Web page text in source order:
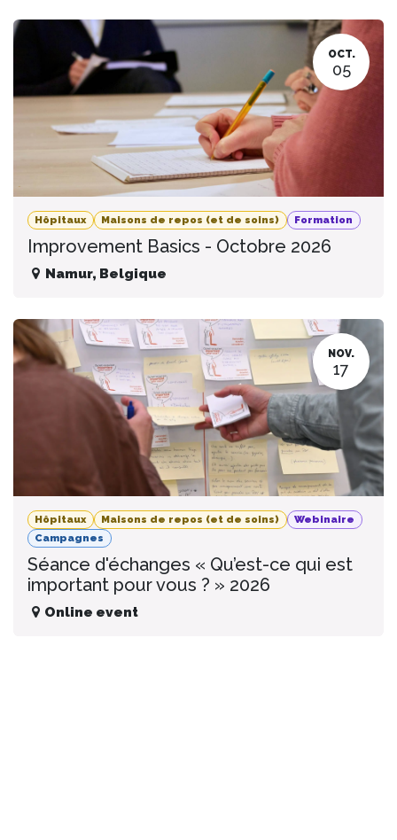
OCT.
05
Hôpitaux Maisons de repos (et de soins) Formation
Improvement Basics - Octobre 2026
Namur, Belgique
NOV.
17
Hôpitaux Maisons de repos (et de soins)
Webinaire
Campagnes
Séance d'échanges « Qu’est-ce qui est
important pour vous ? » 2026
Online event